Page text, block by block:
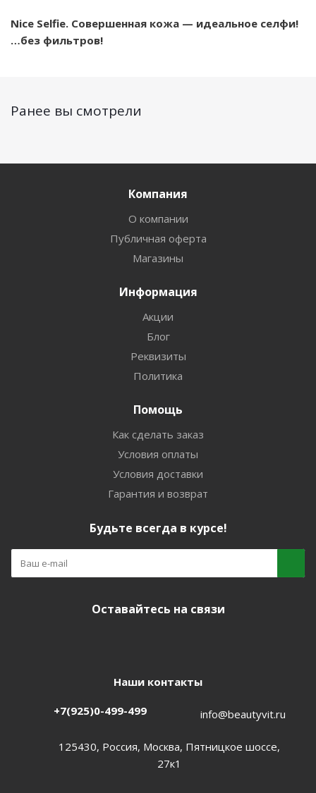
Nice Selfie. Совершенная кожа — идеальное селфи!
…без фильтров!
Ранее вы смотрели
Компания
О компании
Публичная оферта
Магазины
Информация
Акции
Блог
Реквизиты
Политика
Помощь
Как сделать заказ
Условия оплаты
Условия доставки
Гарантия и возврат
Будьте всегда в курсе!
Оставайтесь на связи
Наши контакты
+7(925)0-499-499 info@beautyvit.ru
125430, Россия, Москва, Пятницкое шоссе,
27к1